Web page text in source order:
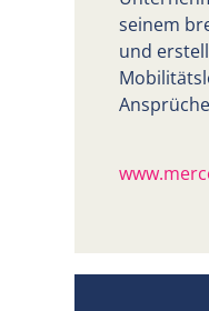
seinem
und